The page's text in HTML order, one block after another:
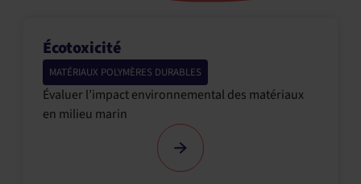
Écotoxicité
MATÉRIAUX POLYMÈRES DURABLES
Évaluer l’impact environnemental des matériaux
en milieu marin